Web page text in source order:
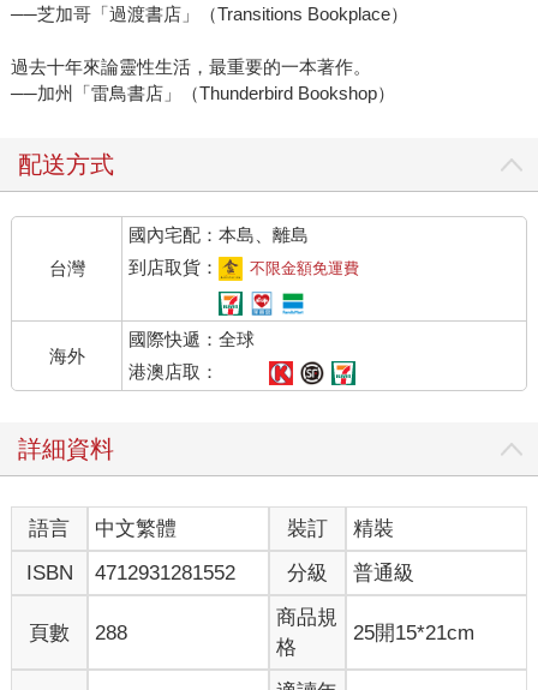
──芝加哥「過渡書店」（Transitions Bookplace）
過去十年來論靈性生活，最重要的一本著作。
──加州「雷鳥書店」（Thunderbird Bookshop）
配送方式
台灣
國內宅配：本島、離島
到店取貨：
不限金額免運費
海外
國際快遞：全球
港澳店取：
詳細資料
語言 中文繁體 裝訂
精裝
ISBN
4712931281552 分級 普通級
頁數 288
商品規
格
25開15*21cm